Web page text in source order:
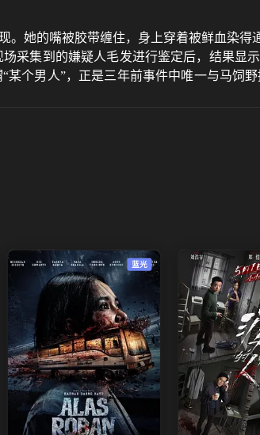
。她的嘴被胶带缠住，身上穿着被鲜血染
采集到的嫌疑人毛发进行鉴定后，结果显
某个男人”，正是三年前事件中唯一与马
蓝光